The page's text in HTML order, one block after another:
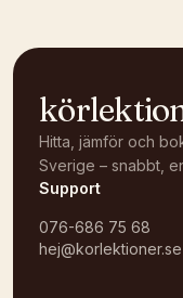
Hitta, jämför och
Sverige – snabbt,
Support
076-686 75 68
hej@korlektioner.se